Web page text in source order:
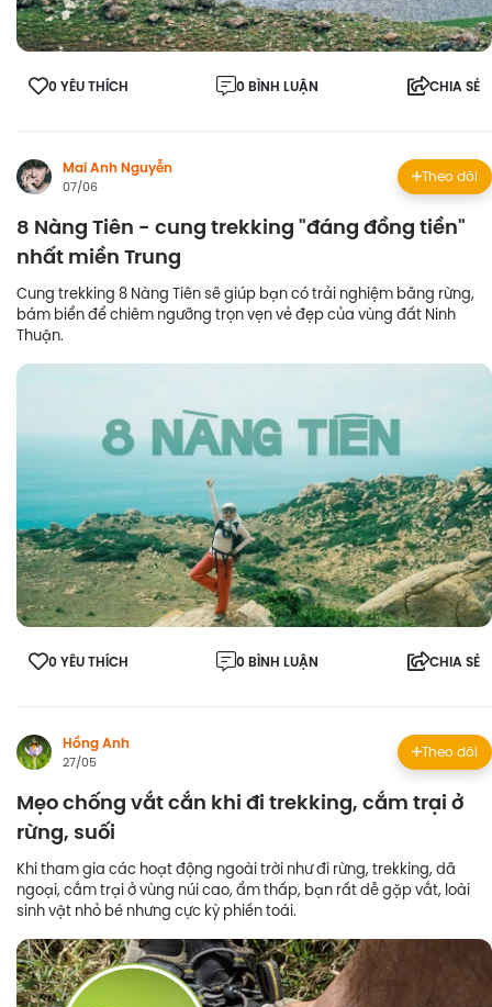
0 YÊU THÍCH 0 BÌNH LUẬN CHIA SẺ
Mai Anh Nguyễn
07/06
Theo dõi
8 Nàng Tiên - cung trekking "đáng đồng tiền"
nhất miền Trung
Cung trekking 8 Nàng Tiên sẽ giúp bạn có trải nghiệm băng rừng,
bám biển để chiêm ngưỡng trọn vẹn vẻ đẹp của vùng đất Ninh
Thuận.
0 YÊU THÍCH 0 BÌNH LUẬN CHIA SẺ
Hồng Anh
27/05
Theo dõi
Mẹo chống vắt cắn khi đi trekking, cắm trại ở
rừng, suối
Khi tham gia các hoạt động ngoài trời như đi rừng, trekking, dã
ngoại, cắm trại ở vùng núi cao, ẩm thấp, bạn rất dễ gặp vắt, loài
sinh vật nhỏ bé nhưng cực kỳ phiền toái.